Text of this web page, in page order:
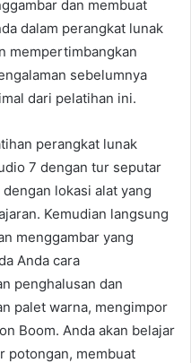
dan membuat
dalam perangkat lunak
mempertimbangkan
sebelumnya
dari pelatihan ini.
perangkat lunak
7 dengan tur seputar
lokasi alat yang
Kemudian langsung
menggambar yang
Anda cara
penghalusan dan
palet warna, mengimpor
Boom. Anda akan belajar
potongan, membuat